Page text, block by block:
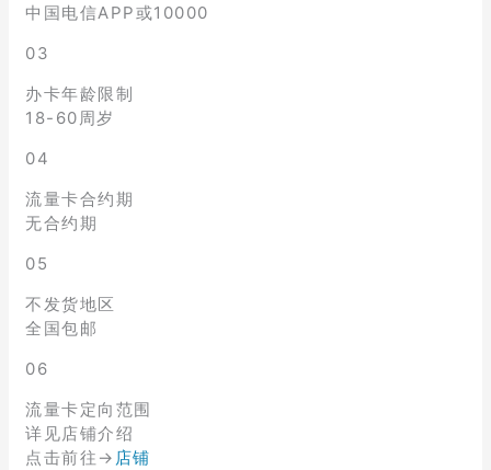
中国电信APP或10000
03
办卡年龄限制
18-60周岁
04
流量卡合约期
无合约期
05
不发货地区
全国包邮
06
流量卡定向范围
详见店铺介绍
点击前往→ 店铺